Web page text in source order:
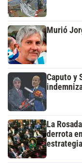
Murió
Caputo y
La
derrota
estrategia